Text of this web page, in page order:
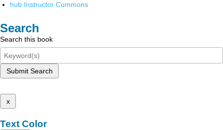
hub Instructor Commons
Search
Search this book
Submit Search
x
Text Color